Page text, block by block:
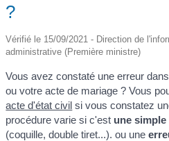
?
Vérifié le 15/09/2021 - Direction de
administrative (Première ministre)
Vous avez constaté une erreur
ou votre acte de mariage ? Vous
acte d'état civil si vous constatez
procédure varie si c'est une
(coquille, double tiret...). ou une